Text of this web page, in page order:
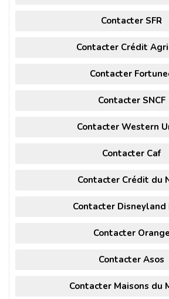
Contacter SFR
Contacter Crédit
Contacter
Contacter SNCF
Contacter Western
Contacter Caf
Contacter Crédit du
Contacter Disneyland
Contacter Orange
Contacter Asos
Contacter Maisons du